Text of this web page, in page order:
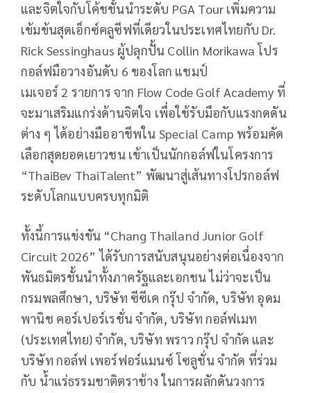
และจิตใจกับโค้ชชั้นนำระดับ PGA Tour เพิ่มความ
เข้มข้นสุดเอ็กซ์คลูซีฟที่เดียวในประเทศไทยกับ Dr.
Rick Sessinghaus ผู้ปลุกปั้น Collin Morikawaโปร
กอล์ฟมือวางอันดับ 6 ของโลก แชมป์
เมเจอร์ 2 รายการ จาก Flow Code Golf Academy ที่
จะมาเสริมแกร่งด้านจิตใจ เพื่อใช้รับมือกับแรงกดดัน
ต่าง ๆ ได้อย่างมืออาชีพใน Special Camp พร้อมคัด
เลือกสุดยอดเยาวชน เข้าเป็นนักกอล์ฟในโครงการ
“ThaiBev ThaiTalent” พัฒนาสู่เส้นทางโปรกอล์ฟ
ระดับโลกแบบครบทุกมิติ
ทั้งนี้การแข่งขัน “Chang Thailand Junior Golf
Circuit 2026” ได้รับการสนับสนุนอย่างต่อเนื่องจาก
พันธมิตรชั้นนำทั้งภาครัฐและเอกชน ไม่ว่าจะเป็น
กรมพลศึกษา, บริษัท ซีซีเค กรุ๊ป จำกัด, บริษัท อุดม
พานิช คอร์เปอร์เรชั่น จำกัด, บริษัท กอล์ฟเมท
(ประเทศไทย) จำกัด, บริษัท พราว กรุ๊ป จำกัด และ
บริษัท กอล์ฟ เพอร์ฟอร์แมนซ์ โซลูชั่น จำกัด ที่ร่วม
กับ น้ำแร่ธรรมชาติตราช้าง ในการผลักดันวงการ